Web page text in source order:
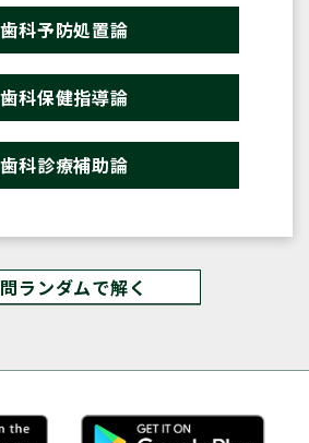
歯科予防処置論
歯科保健指導論
歯科診療補助論
ランダムで解く